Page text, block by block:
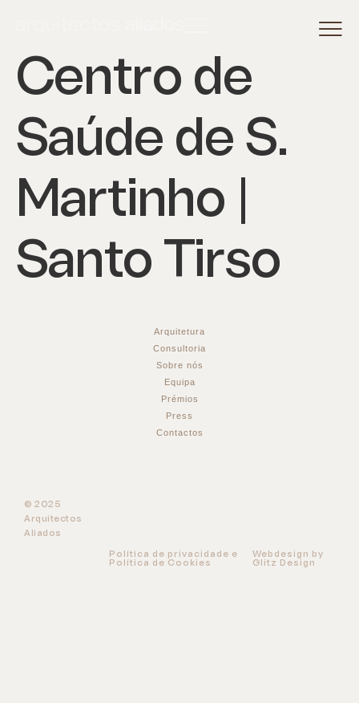
Centro de
Saúde de S.
Martinho |
Santo Tirso
Arquitetura
Consultoria
Sobre nós
Equipa
Prémios
Press
Contactos
© 2025
Arquitectos
Aliados
Política de privacidade e
Política de Cookies
Webdesign by
Glitz Design